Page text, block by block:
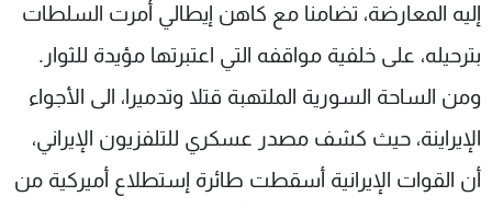
إليه المعارضة، تضامنا مع كاهن إيطالي أمرت السلطات
بترحيله، على خلفية مواقفه التي اعتبرتها مؤيدة للثوار.
ومن الساحة السورية الملتهبة قتلا وتدميرا، الى الأجواء
الإيراينة، حيث كشف مصدر عسكري للتلفزيون الإيراني،
أن القوات الإيرانية أسقطت طائرة إستطلاع أميركية من